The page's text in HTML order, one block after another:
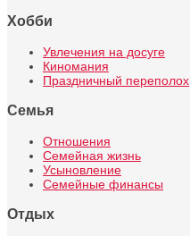
Хобби
Увлечения на досуге
Киномания
Праздничный переполох
Семья
Отношения
Семейная жизнь
Усыновление
Семейные финансы
Отдых